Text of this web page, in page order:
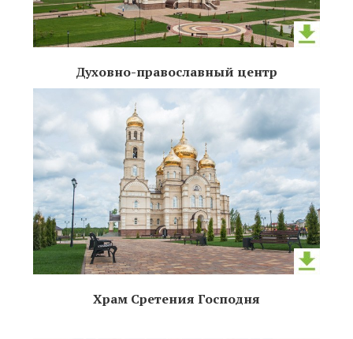
Духовно-православный центр
Храм Сретения Господня